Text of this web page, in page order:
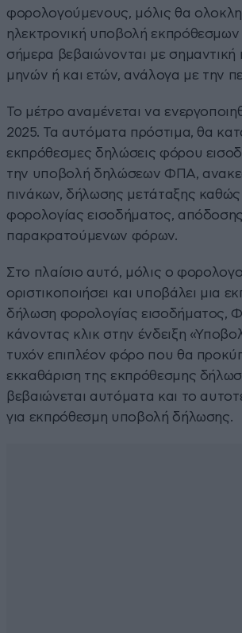
φορολογούμενους, μόλις θα
ηλεκτρονική υποβολή
σήμερα βεβαιώνονται με σημαντική
μηνών ή και ετών, ανάλογα με την
Το μέτρο αναμένεται να
2025. Τα αυτόματα πρόστιμα, θα
εκπρόθεσμες δηλώσεις φόρου
την υποβολή δηλώσεων ΦΠΑ,
πινάκων, δήλωσης μετάταξης
φορολογίας εισοδήματος, απόδοσης
παρακρατούμενων φόρων.
Στο πλαίσιο αυτό, μόλις ο
οριστικοποιήσει και υποβάλει μια
δήλωση φορολογίας εισοδήματος,
κάνοντας κλικ στην ένδειξη
τυχόν επιπλέον φόρο που θα
εκκαθάριση της εκπρόθεσμης
βεβαιώνεται αυτόματα και το
για εκπρόθεσμη υποβολή δήλωσης.